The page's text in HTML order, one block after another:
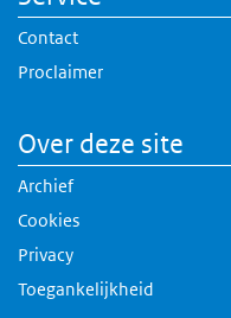
Contact
Proclaimer
Over deze site
Archief
Cookies
Privacy
Toegankelijkheid